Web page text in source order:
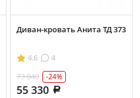
Диван-кровать Анита ТД 373
4.6
4
73 040
-24%
55 330